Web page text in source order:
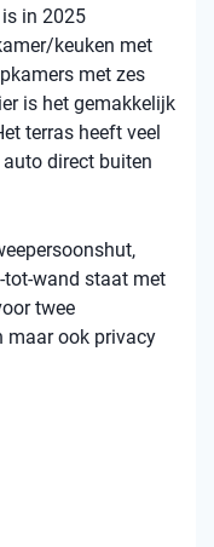
in 2025
keuken met
met zes
is het gemakkelijk
terras heeft veel
direct buiten
wand staat met
twee
maar ook privacy